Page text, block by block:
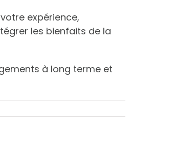
expérience,
les bienfaits de la
à long terme et